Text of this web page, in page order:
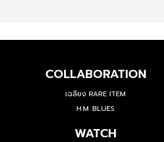
COLLABORATION
เฉลียง RARE ITEM
H.M. BLUES
WATCH